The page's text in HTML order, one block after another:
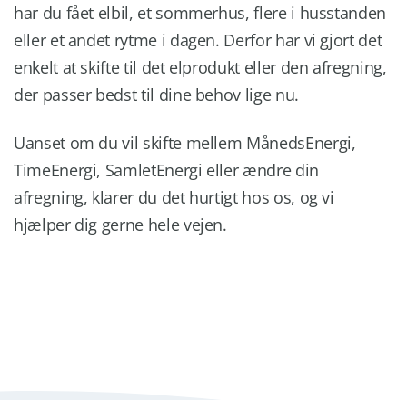
har du fået elbil, et sommerhus, flere i husstanden
eller et andet rytme i dagen. Derfor har vi gjort det
enkelt at skifte til det elprodukt eller den afregning,
der passer bedst til dine behov lige nu.
Uanset om du vil skifte mellem MånedsEnergi,
TimeEnergi, SamletEnergi eller ændre din
afregning, klarer du det hurtigt hos os, og vi
hjælper dig gerne hele vejen.